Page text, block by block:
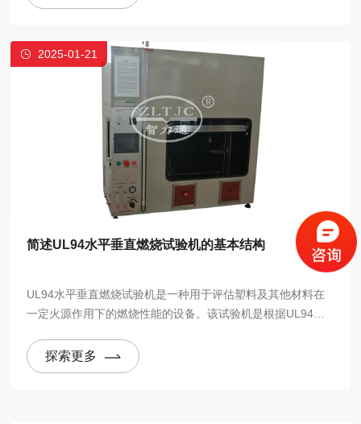
性和安全性。
2025-01-21
简述UL94水平垂直燃烧试验机的基本结构
UL94水平垂直燃烧试验机是一种用于评估塑料及其他材料在
一定火源作用下的燃烧性能的设备。该试验机是根据UL94标
和垂直燃烧测试，评定其燃烧性能。
探索更多